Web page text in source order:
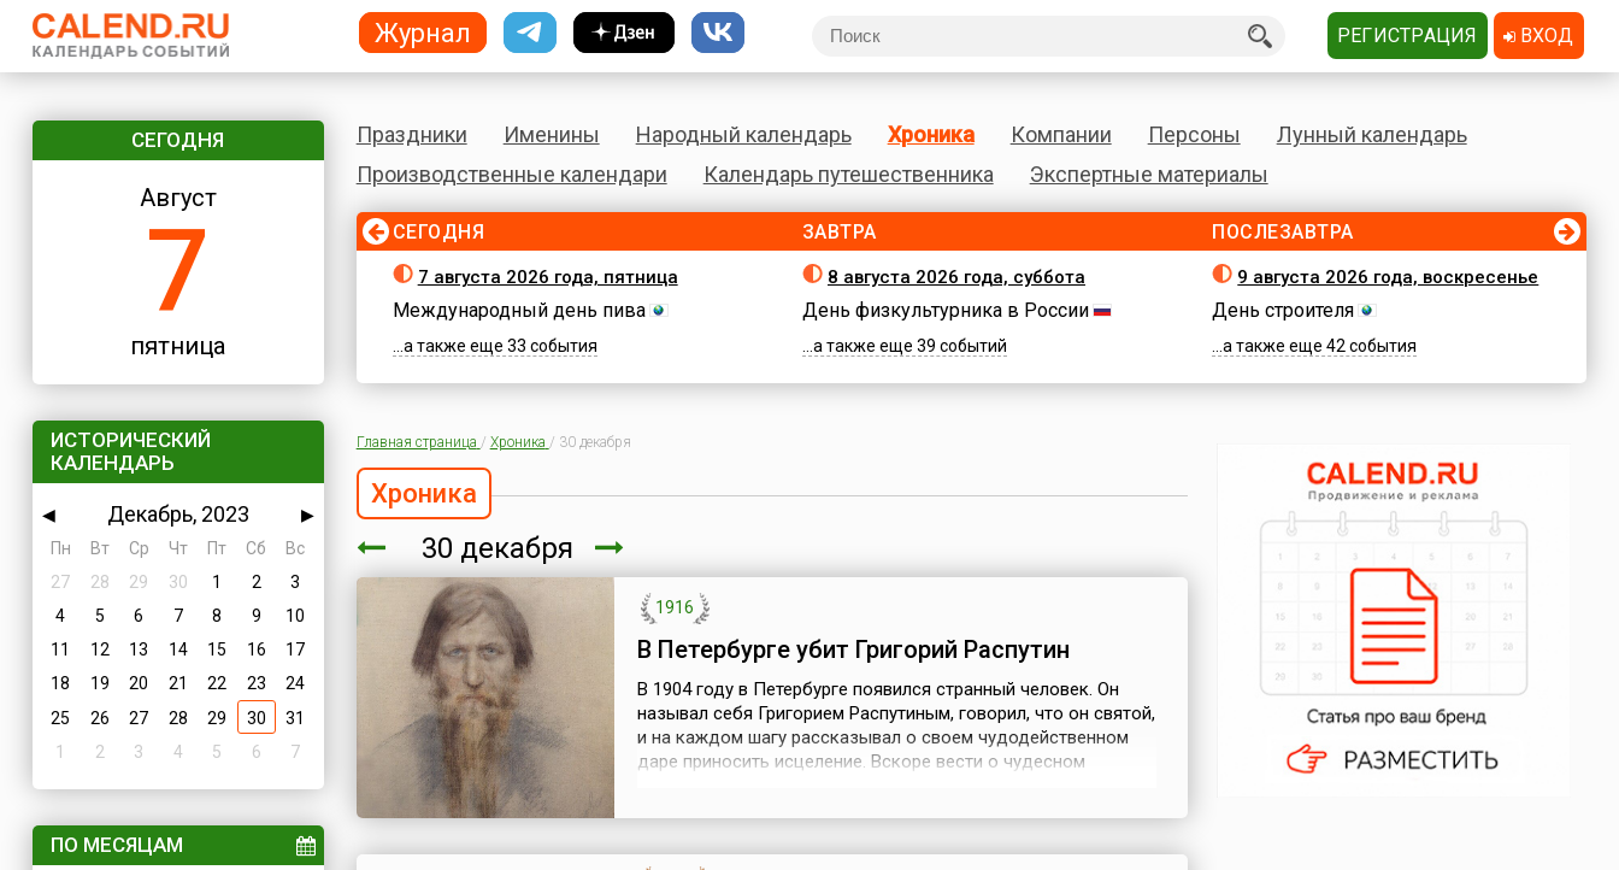
СЕГОДНЯ
Август
7
пятница
ИСТОРИЧЕСКИЙ
КАЛЕНДАРЬ
◀ Декабрь, 2023
▶
Пн
Вт Ср Чт Пт Сб
Вс
27
28 29 30 1 2
3
4
5 6 7 8 9
10
11
12 13 14 15 16
17
18
19 20 21 22 23
24
25
26 27 28 29 30
31
1
2 3 4 5 6 7
ПО МЕСЯЦАМ
Праздники Именины Народный календарь Хроника Компании Персоны
Лунный календарь
Производственные календари
Календарь путешественника Экспертные материалы
СЕГОДНЯ
7 августа 2026 года, пятница
Международный день пива
...а также еще 33 события
ЗАВТРА
8 августа 2026 года, суббота
День физкультурника в России
...а также еще 39 событий
ПОСЛЕЗАВТРА
9 августа 2026 года, воскресенье
День строителя
...а также еще 42 события
Главная страница / Хроника / 30 декабря
Хроника
30 декабря
1916
В Петербурге убит Григорий Распутин
В 1904 году в Петербурге появился странный человек. Он
называл себя Григорием Распутиным, говорил, что он святой,
и на каждом шагу рассказывал о своем чудодейственном
даре приносить исцеление. Вскоре вести о чудесном
царственного супруга Никола...
Журнал РЕГИСТРАЦИЯ ВХОД